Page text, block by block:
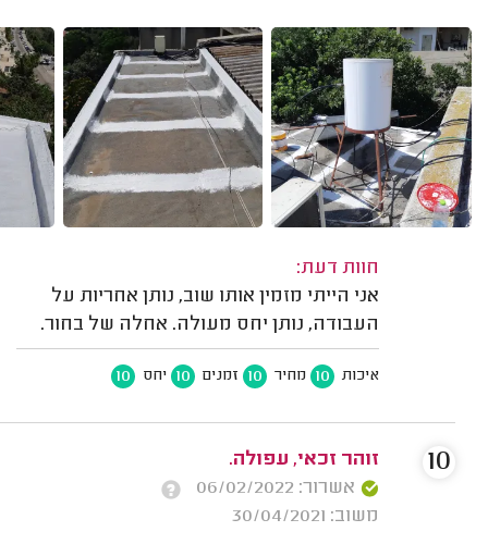
חוות דעת:
אני הייתי מזמין אותו שוב, נותן אחריות על
העבודה, נותן יחס מעולה. אחלה של בחור.
איכות 10 מחיר 10 זמנים 10 יחס 10
זוהר זכאי, עפולה.
אשרור: 06/02/2022
משוב: 30/04/2021
10